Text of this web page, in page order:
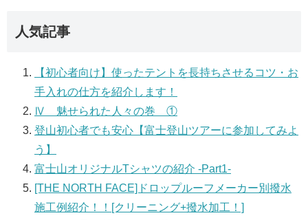
人気記事
【初心者向け】使ったテントを長持ちさせるコツ・お
手入れの仕方を紹介します！
Ⅳ 魅せられた人々の巻 ①
登山初心者でも安心【富士登山ツアーに参加してみよ
う】
富士山オリジナルTシャツの紹介 -Part1-
[THE NORTH FACE]ドロップルーフメーカー別撥水
施工例紹介！！[クリーニング+撥水加工！]